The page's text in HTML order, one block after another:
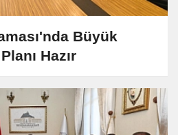
Büyük
Hazır